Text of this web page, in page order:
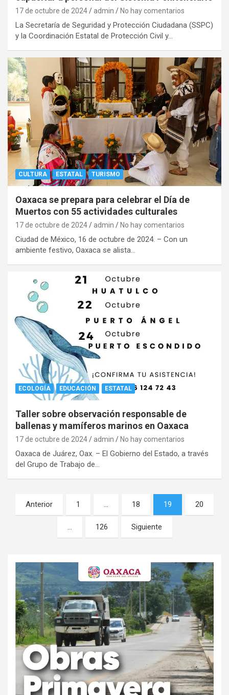
17 de octubre de 2024 admin No hay comentarios
La Secretaría de Seguridad y Protección Ciudadana (SSPC)
y la Coordinación Estatal de Protección Civil y…
CULTURA ESTATAL TURISMO
Oaxaca se prepara para celebrar el Día de
Muertos con 55 actividades culturales
17 de octubre de 2024 admin No hay comentarios
Ciudad de México, 16 de octubre de 2024. – Con un
ambiente festivo, Oaxaca se alista…
ECOLOGÍA EDUCACIÓN ESTATAL
Taller sobre observación responsable de
ballenas y mamíferos marinos en Oaxaca
17 de octubre de 2024 admin No hay comentarios
Oaxaca de Juárez, Oax. – El Gobierno del Estado, a través
del Grupo de Trabajo de…
Navegación
de
entradas
Anterior 1 … 18 19 20
… 126 Siguiente